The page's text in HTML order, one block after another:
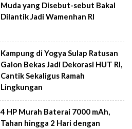
Muda yang Disebut-sebut Bakal
Dilantik Jadi Wamenhan RI
Kampung di Yogya Sulap Ratusan
Galon Bekas Jadi Dekorasi HUT RI,
Cantik Sekaligus Ramah
Lingkungan
4 HP Murah Baterai 7000 mAh,
Tahan hingga 2 Hari dengan